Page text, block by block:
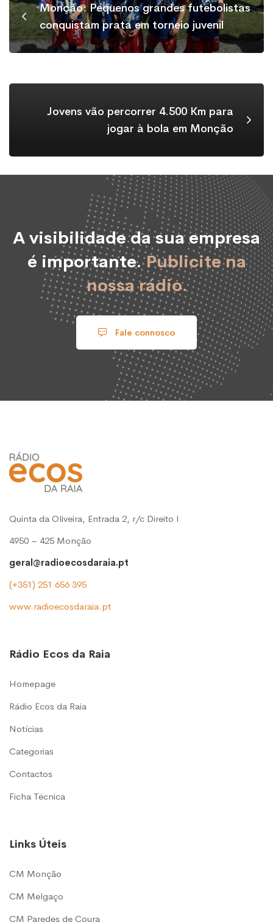
Monção: Pequenos grandes futebolistas
conquistam prata em torneio juvenil
Jovens vão percorrer 4.500 Km para
jogar à bola em Monção
A visibilidade da sua empresa
é importante.Publicite na
nossa rádio.
Fale connosco
Quinta da Oliveira, Entrada 2, r/c Direito l
4950 – 425 Monção
geral@radioecosdaraia.pt
(+351) 251 656 395
www.radioecosdaraia.pt
Rádio Ecos da Raia
Homepage
Rádio Ecos da Raia
Notícias
Categorias
Contactos
Ficha Técnica
Links Úteis
CM Monção
CM Melgaço
CM Paredes de Coura